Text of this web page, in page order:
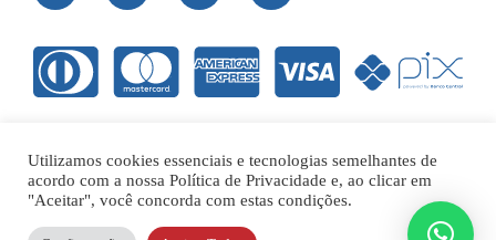
Direitos Reservados © 2012-2022 Laboratório de Análises Apolo
Ltda – 00.421.604/0001-01 |
Utilizamos cookies essenciais e tecnologias semelhantes de
acordo com a nossa Política de Privacidade e, ao clicar em
"Aceitar", você concorda com estas condições.